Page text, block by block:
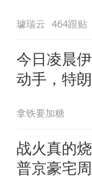
璩瑞云 464跟贴
今日凌晨
动手，特
拿铁要加糖
战火真的
普京豪宅